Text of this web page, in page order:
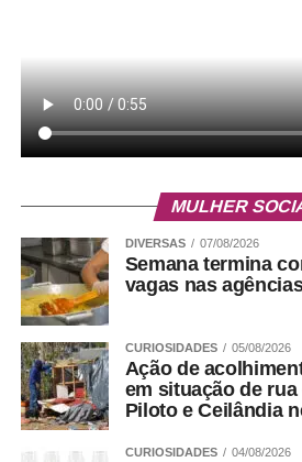
MULHER
DIVERSAS 07/08/2026
Semana termina
vagas nas
CURIOSIDADES 05/08/2026
Ação de
em situação de
Piloto e Ceilândia
CURIOSIDADES 04/08/2026